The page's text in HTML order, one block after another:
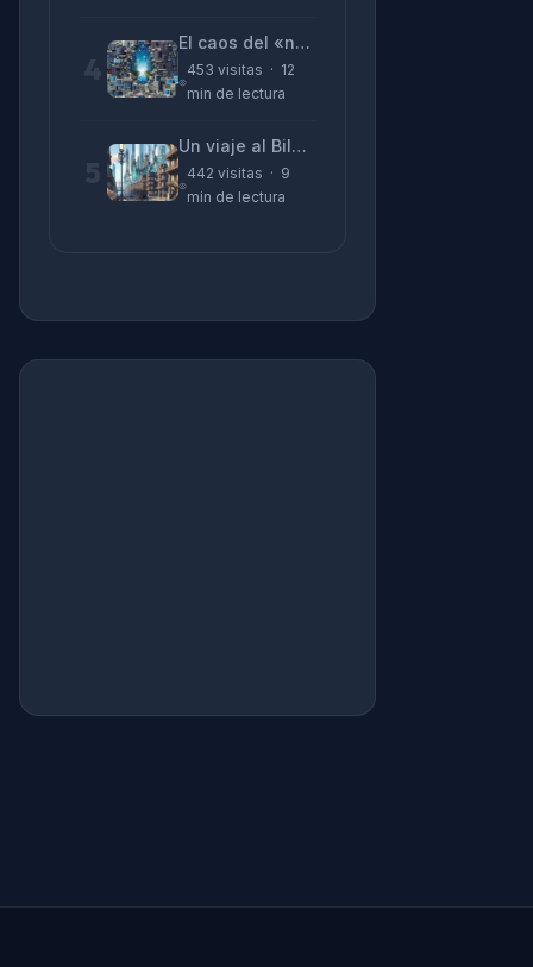
El caos del «no funciona nada» y la realidad tras la pantalla
453 visitas · 12
min de lectura
Un viaje al Bilbao de 2026 con sabor a 1895
442 visitas · 9
min de lectura